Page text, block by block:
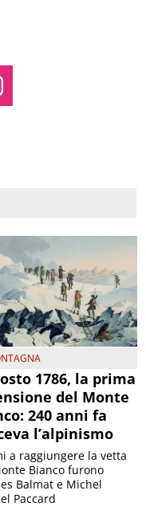
1786, la prima
del Monte
240 anni fa
l’alpinismo
a raggiungere la vetta
Bianco furono
Balmat e Michel
Paccard